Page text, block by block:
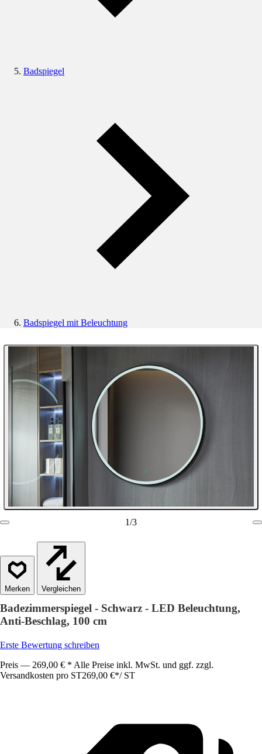
Badspiegel
Badspiegel mit Beleuchtung
1/3
Vergleichen
Badezimmerspiegel - Schwarz - LED Beleuchtung,
Anti-Beschlag, 100 cm
Erste Bewertung schreiben
Preis — 269,00 € * Alle Preise inkl. MwSt. und ggf. zzgl.
Versandkosten pro ST269,00 €*/ ST